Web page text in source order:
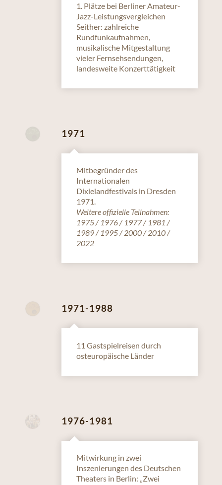
1. Plätze bei Berliner Amateur-
Jazz-Leistungsvergleichen
Seither: zahlreiche
Rundfunkaufnahmen,
musikalische Mitgestaltung
vieler Fernsehsendungen,
landesweite Konzerttätigkeit
1971
Mitbegründer des
Internationalen
Dixielandfestivals in Dresden
1971.
Weitere offizielle Teilnahmen:
1975 / 1976 / 1977 / 1981 /
1989 / 1995 / 2000 / 2010 /
2022
1971-1988
11 Gastspielreisen durch
osteuropäische Länder
1976-1981
Mitwirkung in zwei
Inszenierungen des Deutschen
Theaters in Berlin: „Zwei